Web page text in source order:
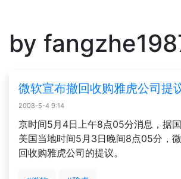
by
微软宣布撤回收购雅虎公司提
2008-5-4 9:14
京时间5月4日上午8点05分消息，据
美国当地时间5月3日晚间8点05分，
回收购雅虎公司的提议。